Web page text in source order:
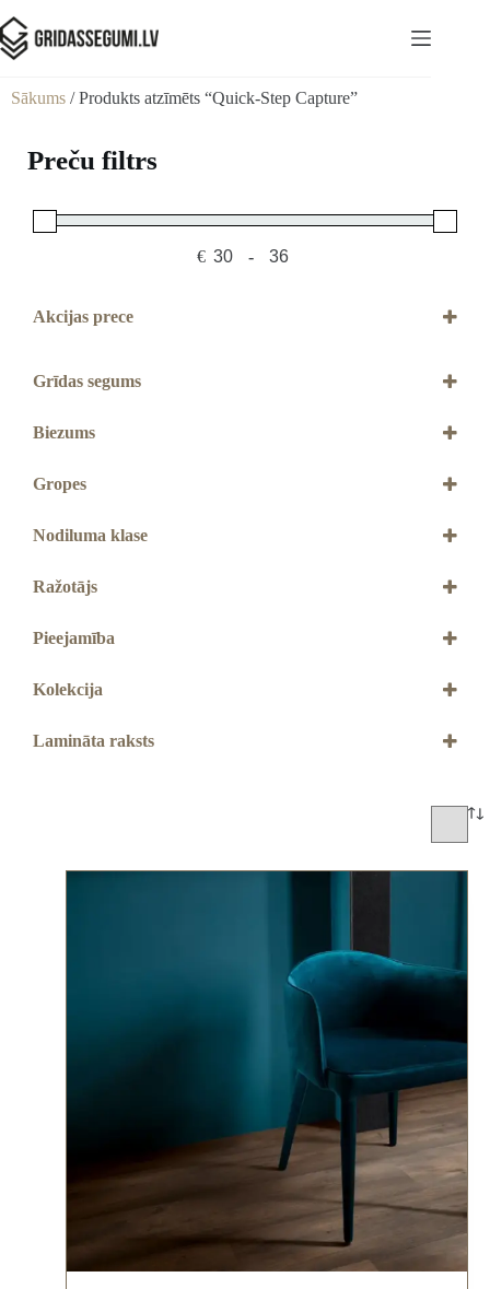
Sākums / Produkts atzīmēts “Quick-Step Capture”
Preču filtrs
€ Minimum Price
-
Maximum Price
Akcijas prece
Grīdas segums
Biezums
Gropes
Nodiluma klase
Ražotājs
Pieejamība
Kolekcija
Lamināta raksts